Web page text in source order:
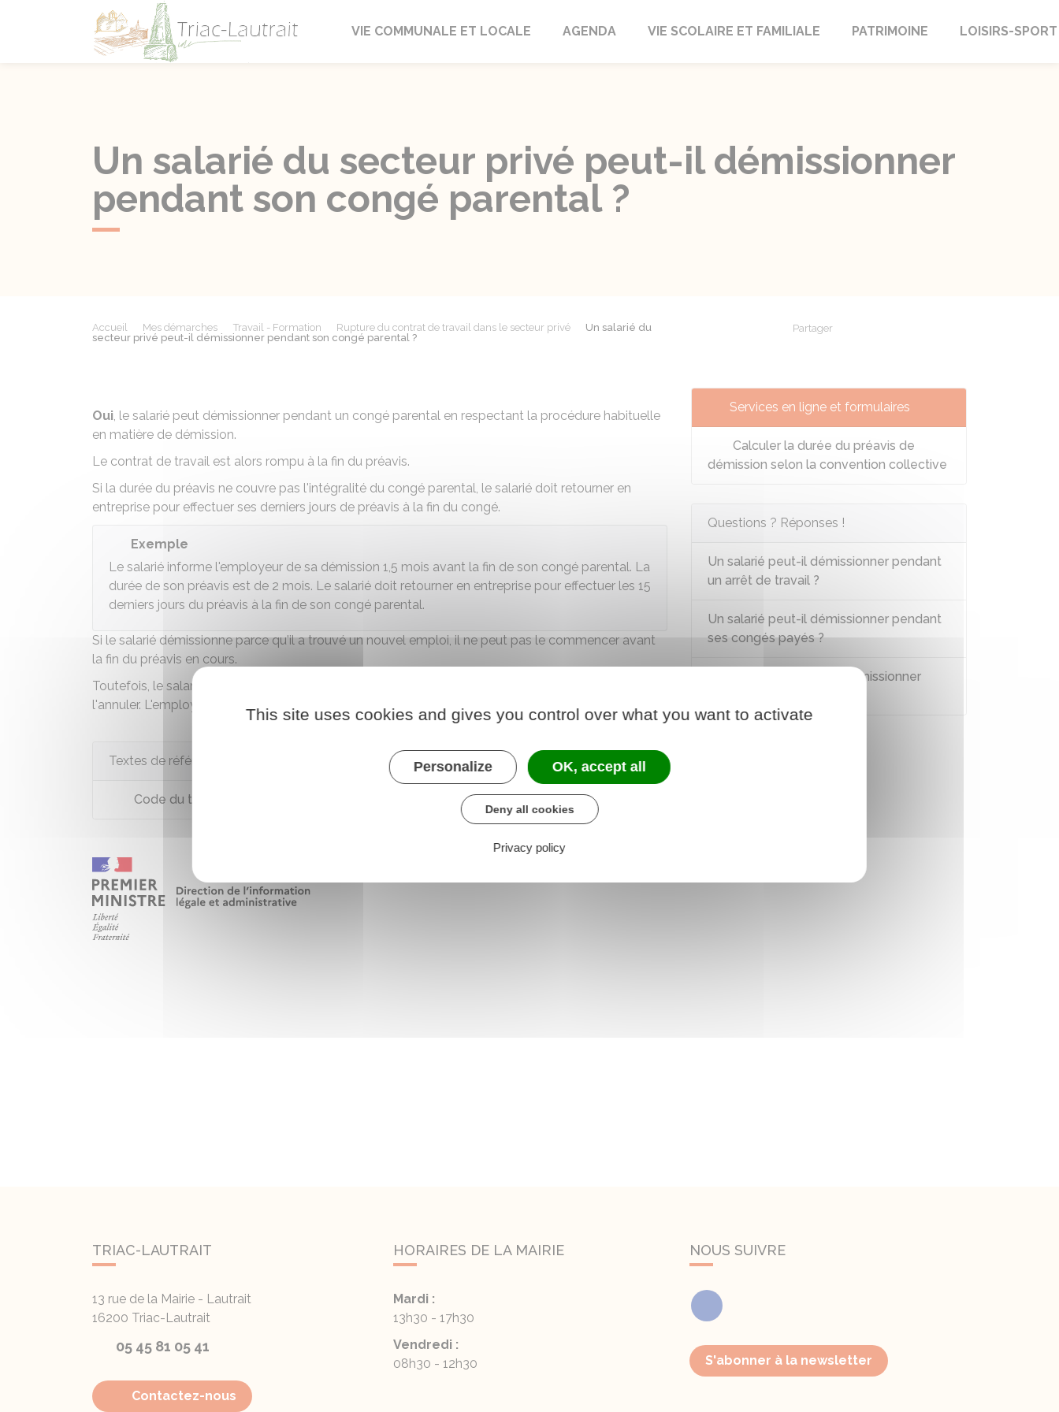
Triac-Lautrait
VIE COMMUNALE ET LOCALE AGENDA VIE SCOLAIRE ET FAMILIALE PATRIMOINE LOISIRS-SPORT
Un salarié du secteur privé peut-il démissionner
pendant son congé parental ?
Accueil Mes démarches Travail - Formation Rupture du contrat de travail dans le secteur privé
Un salarié du
secteur privé peut-il démissionner pendant son congé parental ?
Partager
Oui, le salarié peut démissionner pendant un congé parental en respectant la procédure habituelle
en matière de démission.
Le contrat de travail est alors rompu à la fin du préavis.
Si la durée du préavis ne couvre pas l'intégralité du congé parental, le salarié doit retourner en
entreprise pour effectuer ses derniers jours de préavis à la fin du congé.
Exemple
Le salarié informe l'employeur de sa démission 1,5 mois avant la fin de son congé parental. La
durée de son préavis est de 2 mois. Le salarié doit retourner en entreprise pour effectuer les 15
derniers jours du préavis à la fin de son congé parental.
Si le salarié démissionne parce qu'il a trouvé un nouvel emploi, il ne peut pas le commencer avant
la fin du préavis en cours.
Toutefois, le salarié peut demander l'accord de son employeur pour réduire la durée du préavis ou
l'annuler. L'employeur n'est pas obligé d'accepter la demande du salarié.
Textes de référence
Code du travail : article L1237-1
Services en ligne et formulaires
Calculer la durée du préavis de
démission selon la convention collective
Questions ? Réponses !
Un salarié peut-il démissionner pendant
un arrêt de travail ?
Un salarié peut-il démissionner pendant
ses congés payés ?
Une salariée peut-elle démissionner
TRIAC-LAUTRAIT
13 rue de la Mairie - Lautrait
16200 Triac-Lautrait
05 45 81 05 41
Contactez-nous
HORAIRES DE LA MAIRIE
Mardi :
13h30 - 17h30
Vendredi :
08h30 - 12h30
NOUS SUIVRE
Facebook
S'abonner à la newsletter
This site uses cookies and gives you control over what you want to activate
Personalize OK, accept all
Deny all cookies
Privacy policy